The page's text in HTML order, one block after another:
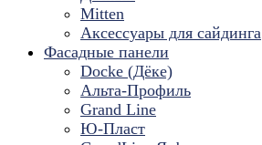
Mitten
Аксессуары для сайдинга
Фасадные панели
Docke (Дёке)
Альта-Профиль
Grand Line
Ю-Пласт